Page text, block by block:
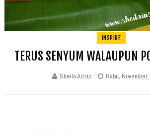
INSPIRE
TERUS SENYUM WALAUPUN
Sheila Adziz Rabu, November